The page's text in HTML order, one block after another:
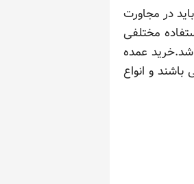
در مجاورت
مختلفی
عمده
و انواع